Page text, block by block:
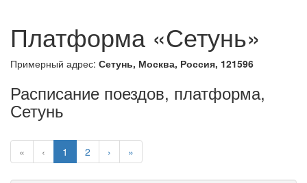
Платформа «Сетунь»
Примерный адрес: Сетунь, Москва, Россия, 121596
Расписание поездов, платформа,
Сетунь
« ‹ 1 2 › »